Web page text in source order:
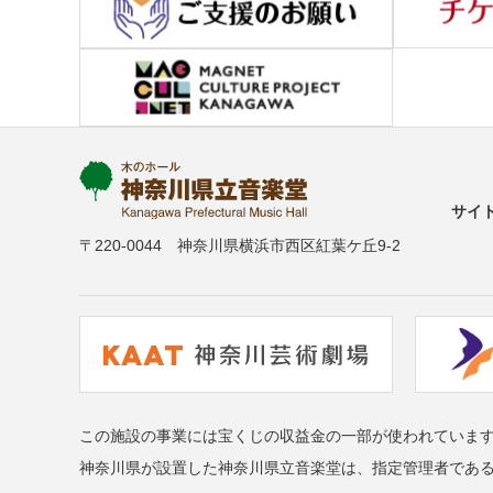
〒220-0044 神奈川県横浜市西区紅葉ケ丘9-2
サイ
この施設の事業には宝くじの収益金の一部が使われていま
神奈川県が設置した神奈川県立音楽堂は、指定管理者であ